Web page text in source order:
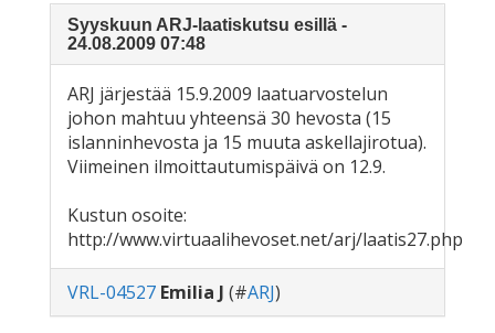
Syyskuun ARJ-laatiskutsu esillä -
24.08.2009 07:48
ARJ järjestää 15.9.2009 laatuarvostelun
johon mahtuu yhteensä 30 hevosta (15
islanninhevosta ja 15 muuta askellajirotua).
Viimeinen ilmoittautumispäivä on 12.9.
Kustun osoite:
http://www.virtuaalihevoset.net/arj/laatis27.php
VRL-04527 Emilia J (#ARJ)